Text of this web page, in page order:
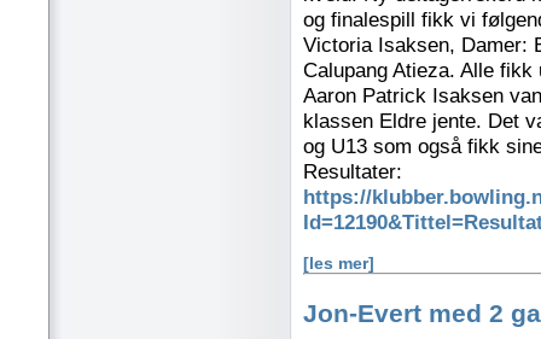
og finalespill fikk vi
Victoria Isaksen, Damer:
Calupang Atieza. Alle
Aaron Patrick Isaksen
klassen Eldre jente. Det
og U13 som også fikk
Resultater:
https://
[les mer]
Jon-Evert med 2